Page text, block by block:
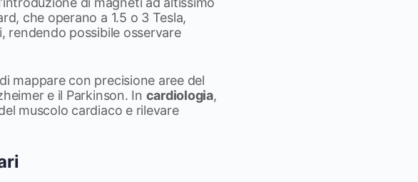
che operano a 1.5 o 3 Tesla,
rendendo possibile osservare
mappare con precisione aree del
e il Parkinson. In cardiologia,
muscolo cardiaco e rilevare